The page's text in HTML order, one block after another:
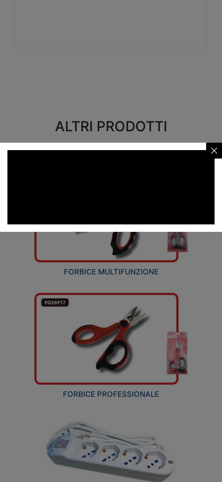
ALTRI PRODOTTI
FORBICE MULTIFUNZIONE
FORBICE PROFESSIONALE